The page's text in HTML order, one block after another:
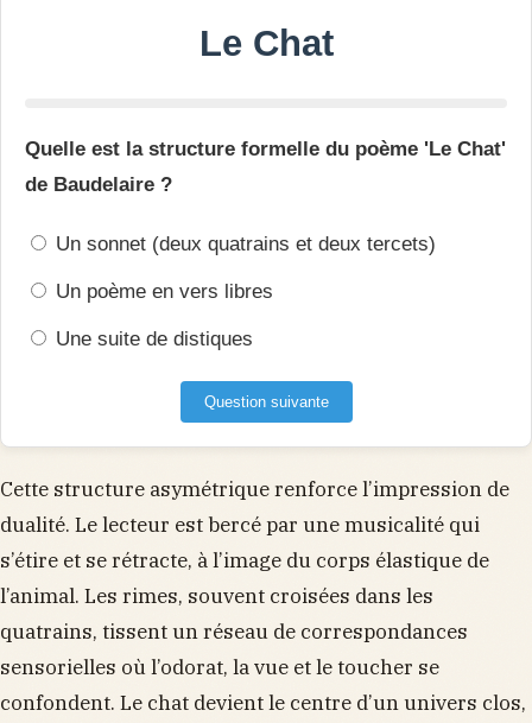
Le Chat
Quelle est la structure formelle du poème 'Le Chat'
de Baudelaire ?
Un sonnet (deux quatrains et deux tercets)
Un poème en vers libres
Une suite de distiques
Question suivante
Cette structure asymétrique renforce l’impression de
dualité. Le lecteur est bercé par une musicalité qui
s’étire et se rétracte, à l’image du corps élastique de
l’animal. Les rimes, souvent croisées dans les
quatrains, tissent un réseau de correspondances
sensorielles où l’odorat, la vue et le toucher se
confondent. Le chat devient le centre d’un univers clos,